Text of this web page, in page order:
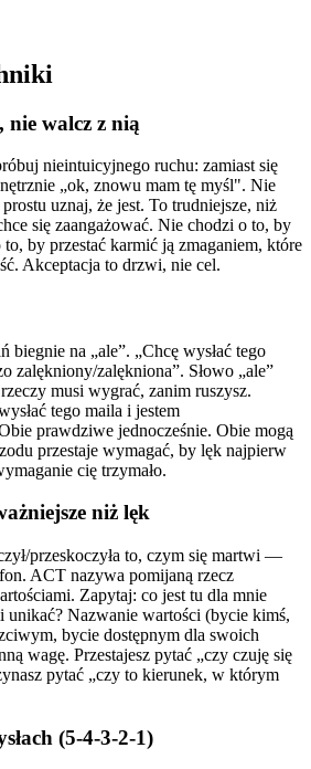
nie walcz z nią
nieintuicyjnego ruchu: zamiast się
„ok, znowu mam tę myśl". Nie
uznaj, że jest. To trudniejsze, niż
się zaangażować. Nie chodzi o to, by
by przestać karmić ją zmaganiem, które
Akceptacja to drzwi, nie cel.
biegnie na „ale”. „Chcę wysłać tego
zalękniony/zalękniona”. Słowo „ale”
musi wygrać, zanim ruszysz.
tego maila i jestem
prawdziwe jednocześnie. Obie mogą
przestaje wymagać, by lęk najpierw
cię trzymało.
niż lęk
przeskoczyła to, czym się martwi —
ACT nazywa pomijaną rzecz
Zapytaj: co jest tu dla mnie
unikać? Nazwanie wartości (bycie kimś,
bycie dostępnym dla swoich
wagę. Przestajesz pytać „czy czuję się
pytać „czy to kierunek, w którym
(5-4-3-2-1)